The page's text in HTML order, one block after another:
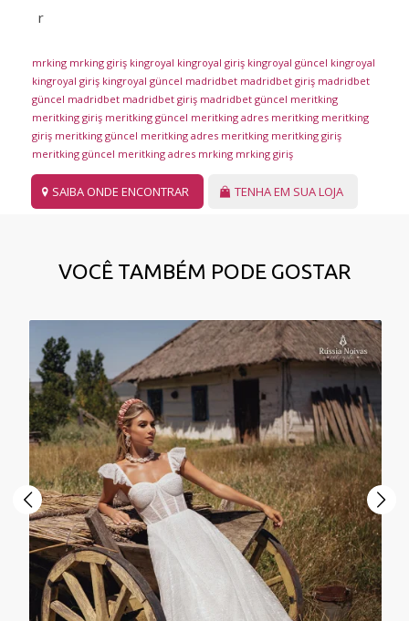
r
mrking mrking giriş kingroyal kingroyal giriş kingroyal güncel kingroyal
kingroyal giriş kingroyal güncel madridbet madridbet giriş madridbet
güncel madridbet madridbet giriş madridbet güncel meritking
meritking giriş meritking güncel meritking adres meritking meritking
giriş meritking güncel meritking adres meritking meritking giriş
meritking güncel meritking adres mrking mrking giriş
SAIBA ONDE ENCONTRAR TENHA EM SUA LOJA
VOCÊ TAMBÉM PODE GOSTAR